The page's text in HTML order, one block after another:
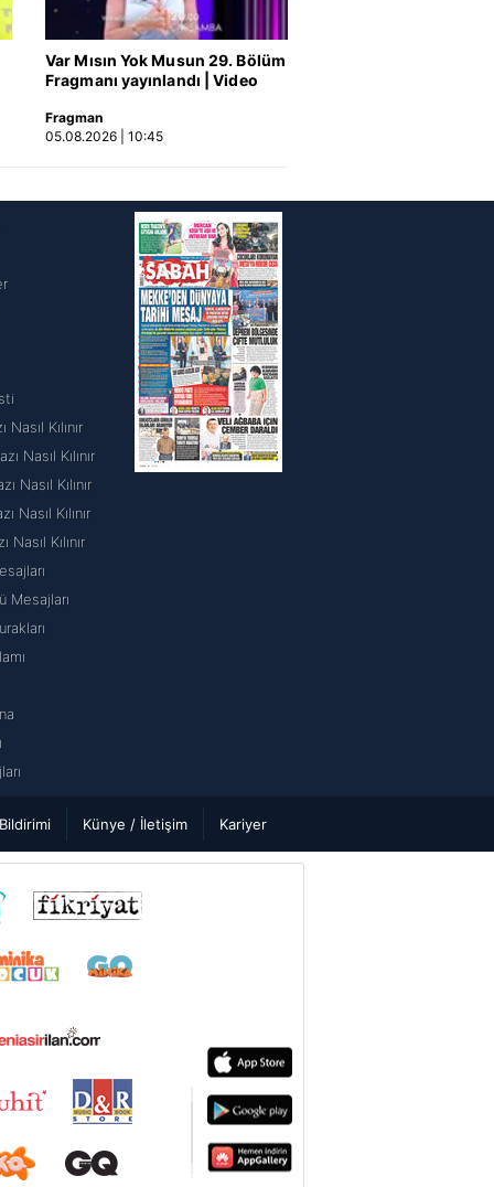
Var Mısın Yok Musun 29. Bölüm
Fragmanı yayınlandı | Video
Fragman
05.08.2026 | 10:45
Nasıl Kılınır
Nasıl Kılınır
Nasıl Kılınır
Nasıl Kılınır
Nasıl Kılınır
Mesajları
Künye / İletişim Kariyer